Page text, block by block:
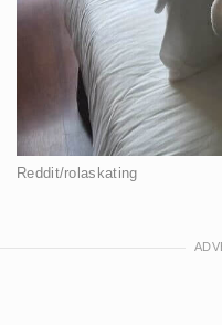
Reddit/rolaskating